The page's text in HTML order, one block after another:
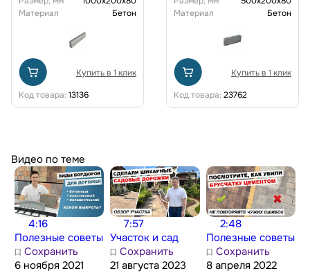
Материал
Бетон
Купить в 1 клик
Код товара: 13136
Материал
Бетон
Купить в 1 клик
Код товара: 23762
Видео по теме
4:16
Полезные советы
Сохранить
6 ноября 2021
7:57
Участок и сад
Сохранить
21 августа 2023
2:48
Полезные советы
Сохранить
8 апреля 2022